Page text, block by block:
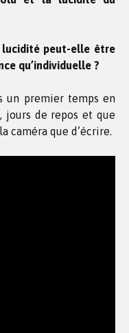
lucidité peut-elle être
qu’individuelle ?
un premier temps en
jours de repos et que
caméra que d’écrire.